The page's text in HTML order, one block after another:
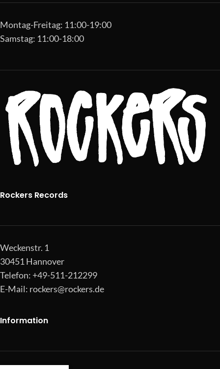
Montag-Freitag: 11:00-19:00
Samstag: 11:00-18:00
Rockers Records
Weckenstr. 1
30451 Hannover
Telefon: +49-511-212299
E-Mail: rockers@rockers.de
Information